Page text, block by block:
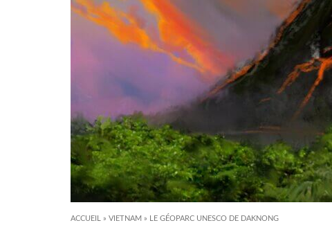
ACCUEIL » VIETNAM » LE GÉOPARC UNESCO DE DAKNONG